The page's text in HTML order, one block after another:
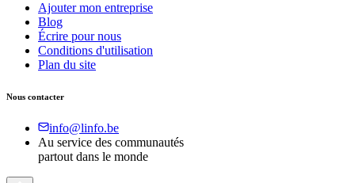
Ajouter mon entreprise
Blog
Écrire pour nous
Conditions d'utilisation
Plan du site
Nous contacter
info@linfo.be
Au service des communautés
partout dans le monde